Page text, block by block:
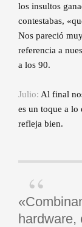
los insultos
contestabas,
Nos pareció
referencia a
a los 90.
Julio: Al final
es un toque a lo
refleja bien.
hardware,